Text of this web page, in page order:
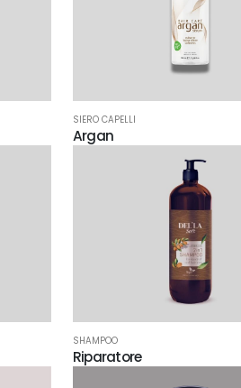
SIERO CAPELLI
Argan
SHAMPOO
Riparatore